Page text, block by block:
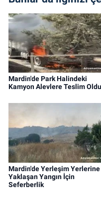
Mardin'de Park Halindeki
Kamyon Alevlere Teslim Oldu
Mardin'de Yerleşim Yerlerine
Yaklaşan Yangın İçin
Seferberlik